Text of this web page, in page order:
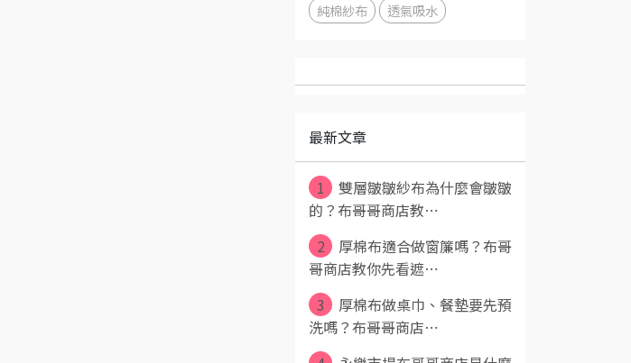
純棉紗布
透氣吸水
最新文章
1
雙層皺皺紗布為什麼會皺皺
的？布哥哥商店教⋯
2
厚棉布適合做窗簾嗎？布哥
哥商店教你先看遮⋯
3
厚棉布做桌巾、餐墊要先預
洗嗎？布哥哥商店⋯